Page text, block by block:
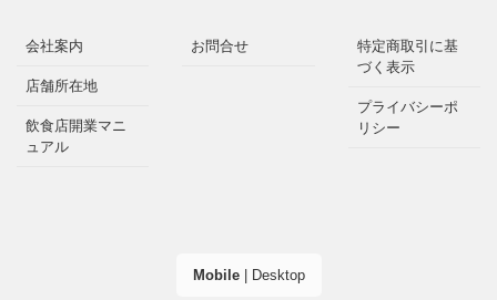
会社案内
店舗所在地
飲食店開業マニ
ュアル
お問合せ
特定商取引に基
づく表示
プライバシーポ
リシー
Mobile| Desktop